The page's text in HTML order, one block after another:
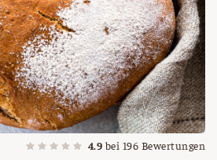
4.9 bei 196 Bewertungen